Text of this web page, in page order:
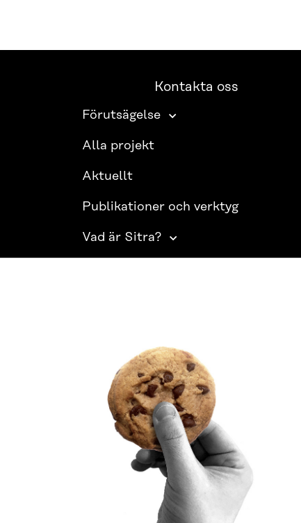
Kontakta oss
Förutsägelse
Alla projekt
Aktuellt
Publikationer och verktyg
Vad är Sitra?